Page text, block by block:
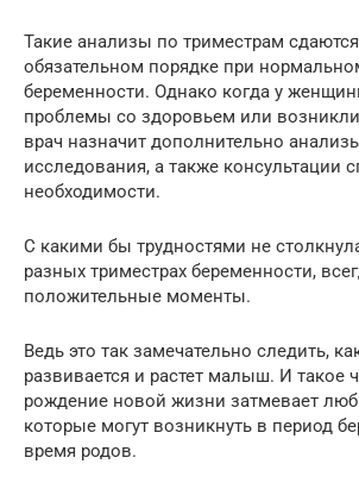
Такие анализы по триместрам
обязательном порядке при
беременности. Однако когда у
проблемы со здоровьем или
врач назначит дополнительно
исследования, а также консультации
необходимости.
С какими бы трудностями не
разных триместрах беременности,
положительные моменты.
Ведь это так замечательно следить,
развивается и растет малыш. И такое
рождение новой жизни затмевает
которые могут возникнуть в период
время родов.